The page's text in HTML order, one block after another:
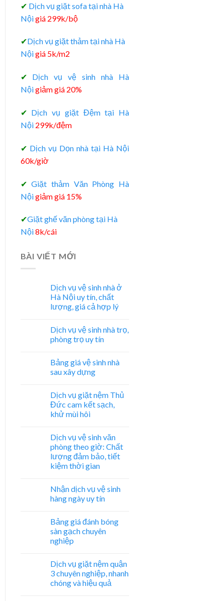
✔ Dịch vụ giặt sofa tại nhà Hà
Nộigiá 299k/bộ
✔Dịch vụ giặt thảm tại nhà Hà
Nộigiá 5k/m2
✔ Dịch vụ vệ sinh nhà Hà
Nộigiảm giá 20%
✔ Dịch vụ giặt Đệm tại Hà
Nội 299k/đệm
✔ Dịch vụ Dọn nhà tại Hà Nội
60k/giờ
✔Giặt thảm Văn Phòng Hà
Nộigiảm giá 15%
✔Giặt ghế văn phòng tại Hà
Nội8k/cái
BÀI VIẾT MỚI
Dịch vụ vệ sinh nhà ở
Hà Nội uy tín, chất
lượng, giá cả hợp lý
Dịch vụ vệ sinh nhà trọ,
phòng trọ uy tín
Bảng giá vệ sinh nhà
sau xây dựng
Dịch vụ giặt nệm Thủ
Đức cam kết sạch,
khử mùi hôi
Dịch vụ vệ sinh văn
phòng theo giờ: Chất
lượng đảm bảo, tiết
kiệm thời gian
Nhận dịch vụ vệ sinh
hàng ngày uy tín
Bảng giá đánh bóng
sàn gạch chuyên
nghiệp
Dịch vụ giặt nệm quận
3 chuyên nghiệp, nhanh
chóng và hiệu quả